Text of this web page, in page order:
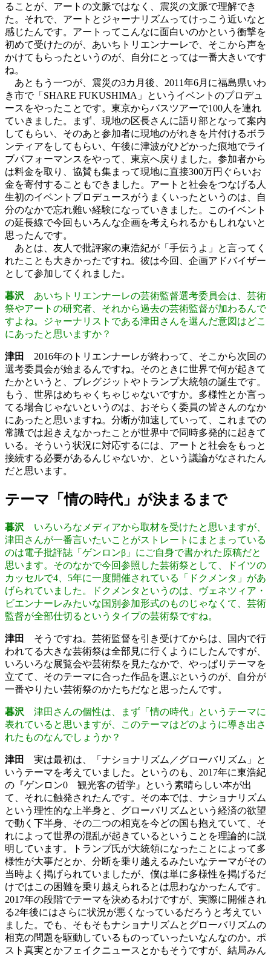
ることが、アートの文脈ではなく、震災の文脈で理解でき
た。それで、アートとジャーナリズムってけっこう近いなと
感じたんです。アートってこんなに面白いのかという衝撃を
初めて受けたのが、あいちトリエンナーレで、そこから声を
かけてもらったというのが、自分にとっては一番大きいです
ね。
あともう一つが、震災の3カ月後、2011年6月に福島県いわ
き市で「SHARE FUKUSHIMA」というイベントのプロデュ
ースをやったことです。東京からバスツアーで100人を連れ
ていきました。まず、現地の区長さんに語り部となって案内
してもらい、そのあと参加者に現地のがれきを片付けるボラ
ンティアをしてもらい、午後に津波がひどかった痕地でライ
ブパフォーマンスをやって、東京へ戻りました。参加者から
は料金を取り、協賛も集まって現地に直接300万円ぐらいお
金を寄付することもできました。アートと社会をつなげる人
生初のイベントプロデュースがうまくいったというのは、自
分のなかで忘れ難い経験になっていきました。このイベント
の延長線で今回もいろんな企画を考えられるかもしれないと
思ったんです。
あとは、友人で批評家の東浩紀が「手伝うよ」と言ってく
れたことも大きかったですね。彼は今回、企画アドバイザー
として参加してくれました。
暮沢 あいちトリエンナーレの芸術監督選考委員会は、芸術
祭やアートの研究者、それから過去の芸術監督が加わるんで
すよね。ジャーナリストである津田さんを選んだ意図はどこ
にあったと思いますか？
津田
2016年のトリエンナーレが終わって、そこから次回の
選考委員会が始まるんですね。そのときに世界で何が起きて
たかというと、ブレグジットやトランプ大統領の誕生です。
もう、世界はめちゃくちゃじゃないですか。多様性とか言っ
てる場合じゃないというのは、おそらく委員の皆さんのなか
にあったと思いますね。分断が加速していって、これまでの
常識では起きえなかったことが世界中で同時多発的に起きて
いる。そういう状況に対応するには、アートと社会をもっと
接続する必要があるんじゃないか、という議論がなされたん
だと思います。
テーマ「情の時代」が決まるまで
暮沢 いろいろなメディアから取材を受けたと思いますが、
津田さんが一番言いたいことがストレートにまとまっている
のは電子批評誌「ゲンロンβ」にご自身で書かれた原稿だと
思います。そのなかで今回参照した芸術祭として、ドイツの
カッセルで4、5年に一度開催されている「ドクメンタ」があ
げられていました。ドクメンタというのは、ヴェネツィア・
ビエンナーレみたいな国別参加形式のものじゃなくて、芸術
監督が全部仕切るというタイプの芸術祭ですね。
津田
そうですね。芸術監督を引き受けてからは、国内で行
われてる大きな芸術祭は全部見に行くようにしたんですが、
いろいろな展覧会や芸術祭を見たなかで、やっぱりテーマを
立てて、そのテーマに合った作品を選ぶというのが、自分が
一番やりたい芸術祭のかたちだなと思ったんです。
暮沢 津田さんの個性は、まず「情の時代」というテーマに
表れていると思いますが、このテーマはどのように導き出さ
れたものなんでしょうか？
津田
実は最初は、「ナショナリズム／グローバリズム」と
いうテーマを考えていました。というのも、2017年に東浩紀
の『ゲンロン0 観光客の哲学』という素晴らしい本が出
て、それに触発されたんです。その本では、ナショナリズム
という理性的な上半身と、グローバリズムという経済の欲望
で動く下半身、その二つの相克を今どの国も抱えていて、そ
れによって世界の混乱が起きているということを理論的に説
明しています。トランプ氏が大統領になったことによって多
様性が大事だとか、分断を乗り越えるみたいなテーマがその
当時よく掲げられていましたが、僕は単に多様性を掲げるだ
けではこの困難を乗り越えられるとは思わなかったんです。
2017年の段階でテーマを決めるわけですが、実際に開催され
る2年後にはさらに状況が悪くなっているだろうと考えてい
ました。でも、そもそもナショナリズムとグローバリズムの
相克の問題を駆動しているものっていったいなんなのか。ポ
スト真実とかフェイクニュースとかもそうですが、結局みん